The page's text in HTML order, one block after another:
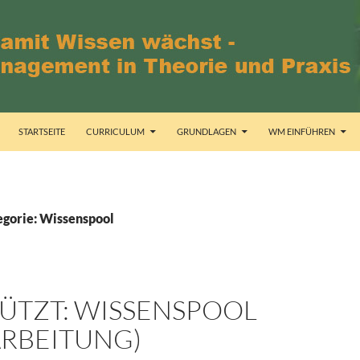
STARTSEITE CURRICULUM GRUNDLAGEN WM EINFÜHREN
Wissenspool
WISSENSPOOL